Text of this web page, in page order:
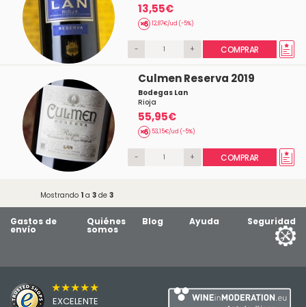
13,55€
12,87€/ud (-5%)
- + COMPRAR
Culmen Reserva 2019
Bodegas Lan
Rioja
55,95€
53,15€/ud (-5%)
- + COMPRAR
Mostrando 1a 3de 3
Gastos de
envío
Quiénes
somos
Blog Ayuda Seguridad
★★★★★
EXCELENTE